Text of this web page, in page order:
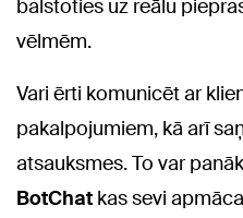
balstoties uz reālu
vēlmēm.
Vari ērti komunicēt ar
pakalpojumiem, kā arī
atsauksmes. To var
BotChat kas sevi